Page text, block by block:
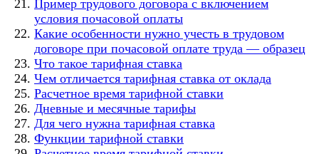
Пример трудового договора с включением
условия почасовой оплаты
Какие особенности нужно учесть в трудовом
договоре при почасовой оплате труда — образец
Что такое тарифная ставка
Чем отличается тарифная ставка от оклада
Расчетное время тарифной ставки
Дневные и месячные тарифы
Для чего нужна тарифная ставка
Функции тарифной ставки